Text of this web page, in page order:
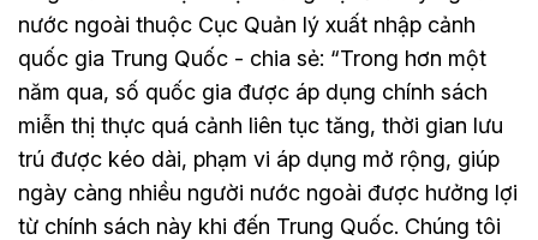
nước ngoài thuộc Cục Quản lý xuất nhập cảnh
quốc gia Trung Quốc - chia sẻ: “Trong hơn một
năm qua, số quốc gia được áp dụng chính sách
miễn thị thực quá cảnh liên tục tăng, thời gian lưu
trú được kéo dài, phạm vi áp dụng mở rộng, giúp
ngày càng nhiều người nước ngoài được hưởng lợi
từ chính sách này khi đến Trung Quốc. Chúng tôi